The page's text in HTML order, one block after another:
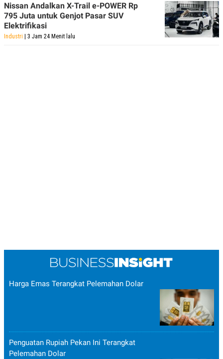
Nissan Andalkan X-Trail e-POWER Rp
795 Juta untuk Genjot Pasar SUV
Elektrifikasi
Industri | 3 Jam 24 Menit lalu
Harga Emas Terangkat Pelemahan Dolar
Penguatan Rupiah Pekan Ini Terangkat
Pelemahan Dolar